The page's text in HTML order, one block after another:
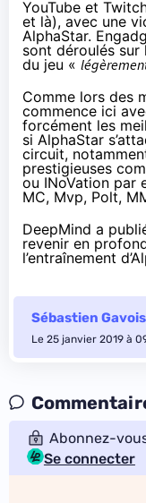
YouTube et
et là), avec une
AlphaStar.
sont déroulés
du jeu «
Comme lors des
commence ici
forcément les
si AlphaStar
circuit,
prestigieuses
ou INoVation par
MC, Mvp, Polt,
DeepMind a
revenir en
l’entraînement
Sébastien Gavois
Le 25 janvier 2019 à
Abonnez-
Se connecter